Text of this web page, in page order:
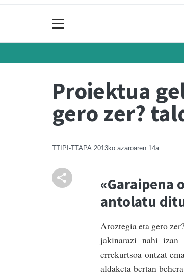
Proiektua
gero zer?
TTIPI-TTAPA 2013ko azaroaren 14a
«Garaipena
antolatu
Aroztegia eta gero
jakinarazi nahi izan
errekur­tsoa ontzat
aldaketa bertan